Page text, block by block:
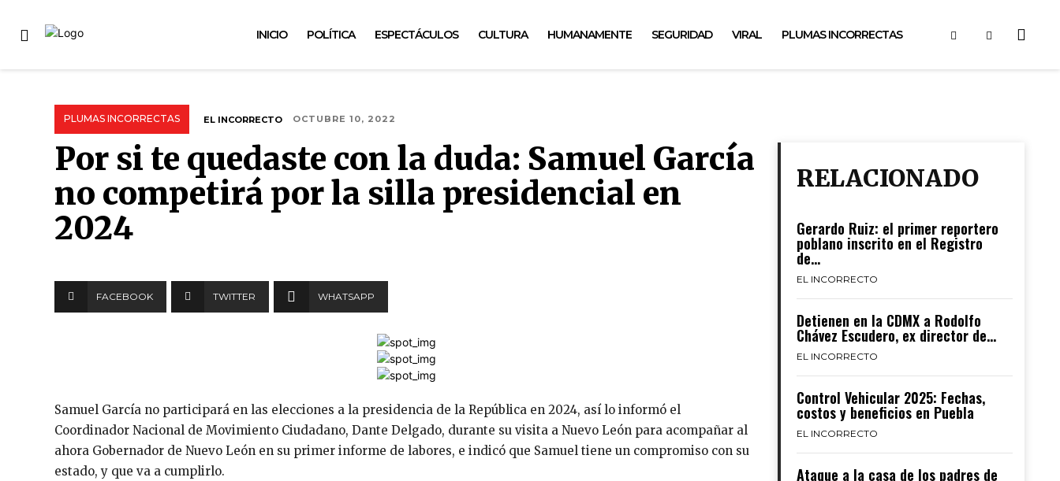
INICIO POLÍTICA ESPECTÁCULOS CULTURA HUMANAMENTE SEGURIDAD VIRAL PLUMAS INCORRECTAS
PLUMAS INCORRECTAS EL INCORRECTO OCTUBRE 10, 2022
Por si te quedaste con la duda: Samuel García
no competirá por la silla presidencial en
2024
FACEBOOK TWITTER WHATSAPP
Samuel García no participará en las elecciones a la presidencia de la República en 2024, así lo informó el
Coordinador Nacional de Movimiento Ciudadano, Dante Delgado, durante su visita a Nuevo León para acompañar al
ahora Gobernador de Nuevo León en su primer informe de labores, e indicó que Samuel tiene un compromiso con su
estado, y que va a cumplirlo.
RELACIONADO
Gerardo Ruiz: el primer reportero
poblano inscrito en el Registro
de...
EL INCORRECTO
Detienen en la CDMX a Rodolfo
Chávez Escudero, ex director de...
EL INCORRECTO
Control Vehicular 2025: Fechas,
costos y beneficios en Puebla
EL INCORRECTO
Ataque a la casa de los padres de